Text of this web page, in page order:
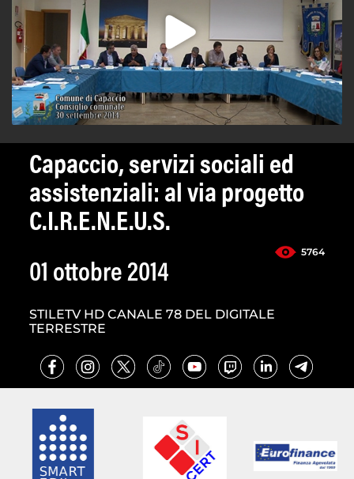
Capaccio, servizi sociali ed
assistenziali: al via progetto
C.I.R.E.N.E.U.S.
5764
01 ottobre 2014
STILETV HD CANALE 78 DEL DIGITALE
TERRESTRE